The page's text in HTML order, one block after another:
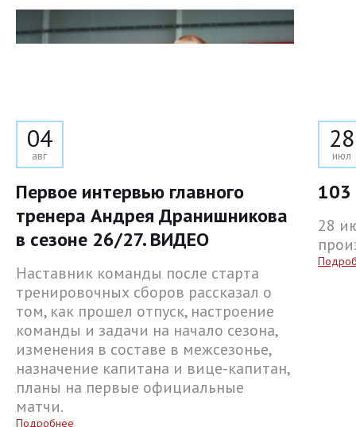
04
авг
Первое интервью главного
тренера Андрея Дранишникова
в сезоне 26/27. ВИДЕО
Наставник команды после старта
тренировочных сборов рассказал о
том, как прошел отпуск, настроение
команды и задачи на начало сезона,
изменения в составе в межсезонье,
назначение капитана и вице-капитан,
планы на первые официальные
матчи.
Подробнее
28
июл
103
28